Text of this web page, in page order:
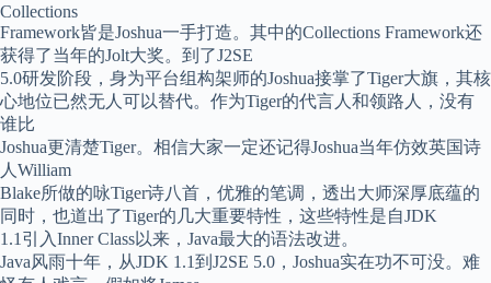
Collections
Framework皆是Joshua一手打造。其中的Collections Framework还
获得了当年的Jolt大奖。到了J2SE
5.0研发阶段，身为平台组构架师的Joshua接掌了Tiger大旗，其核
心地位已然无人可以替代。作为Tiger的代言人和领路人，没有
谁比
Joshua更清楚Tiger。相信大家一定还记得Joshua当年仿效英国诗
人William
Blake所做的咏Tiger诗八首，优雅的笔调，透出大师深厚底蕴的
同时，也道出了Tiger的几大重要特性，这些特性是自JDK
1.1引入Inner Class以来，Java最大的语法改进。
Java风雨十年，从JDK 1.1到J2SE 5.0，Joshua实在功不可没。难